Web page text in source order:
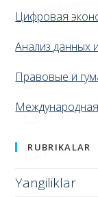
Анализ данных
Правовые и
Yangiliklar